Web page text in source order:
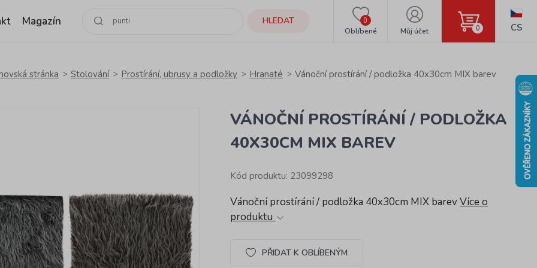
Magazín HLEDAT
Oblíbené
0
Můj účet 0 CS
stránka Stolování Prostírání, ubrusy a podložky Hranaté Vánoční prostírání / podložka 40x30cm MIX barev
VÁNOČNÍ PROSTÍRÁNÍ / PODLOŽKA
40X30CM MIX BAREV
Kód produktu: 23099298
Vánoční prostírání / podložka 40x30cm MIX barevVíce o
produktu
PŘIDAT K OBLÍBENÝM